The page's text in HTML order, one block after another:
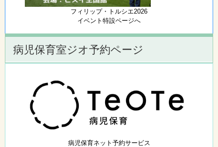
フィリップ・トルシエ2026
イベント特設ページへ
病児保育室ジオ予約ページ
病児保育ネット予約サービス